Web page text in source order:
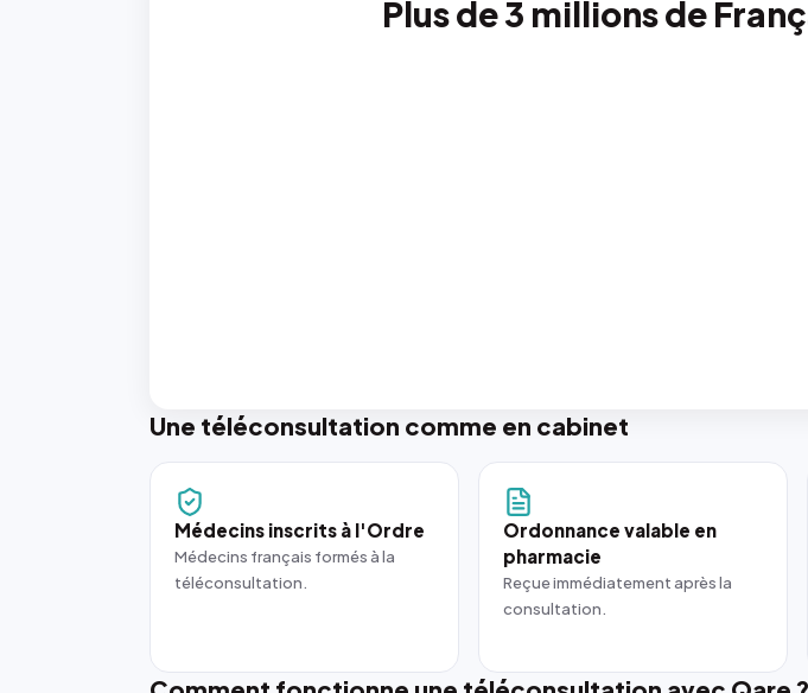
Plus de 3 millions de
Une téléconsultation comme en cabinet
Médecins inscrits à l'Ordre
Médecins français formés à la
téléconsultation.
Ordonnance valable en
pharmacie
Reçue immédiatement après la
consultation.